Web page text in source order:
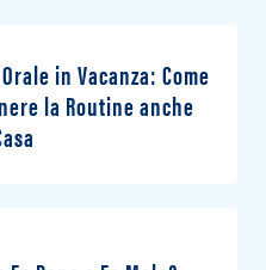
in Vacanza: Come
la Routine anche